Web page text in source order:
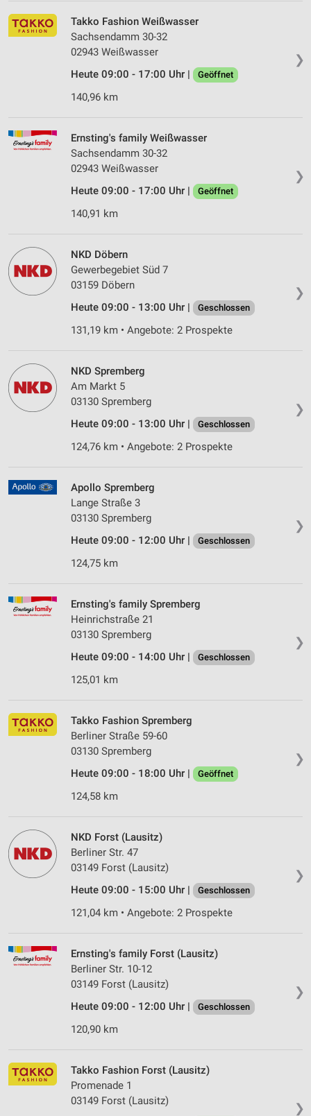
❯
Takko Fashion Weißwasser
Sachsendamm 30-32
02943 Weißwasser
Heute 09:00 - 17:00 Uhr |
Geöffnet
140,96 km
❯
Ernsting's family Weißwasser
Sachsendamm 30-32
02943 Weißwasser
Heute 09:00 - 17:00 Uhr |
Geöffnet
140,91 km
❯
NKD Döbern
Gewerbegebiet Süd 7
03159 Döbern
Heute 09:00 - 13:00 Uhr |
Geschlossen
131,19 km • Angebote: 2 Prospekte
❯
NKD Spremberg
Am Markt 5
03130 Spremberg
Heute 09:00 - 13:00 Uhr |
Geschlossen
124,76 km • Angebote: 2 Prospekte
❯
Apollo Spremberg
Lange Straße 3
03130 Spremberg
Heute 09:00 - 12:00 Uhr |
Geschlossen
124,75 km
❯
Ernsting's family Spremberg
Heinrichstraße 21
03130 Spremberg
Heute 09:00 - 14:00 Uhr |
Geschlossen
125,01 km
❯
Takko Fashion Spremberg
Berliner Straße 59-60
03130 Spremberg
Heute 09:00 - 18:00 Uhr |
Geöffnet
124,58 km
❯
NKD Forst (Lausitz)
Berliner Str. 47
03149 Forst (Lausitz)
Heute 09:00 - 15:00 Uhr |
Geschlossen
121,04 km • Angebote: 2 Prospekte
❯
Ernsting's family Forst (Lausitz)
Berliner Str. 10-12
03149 Forst (Lausitz)
Heute 09:00 - 12:00 Uhr |
Geschlossen
120,90 km
❯
Takko Fashion Forst (Lausitz)
Promenade 1
03149 Forst (Lausitz)